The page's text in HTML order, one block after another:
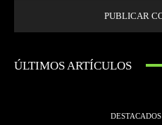
ÚLTIMOS ARTÍCULOS
DESTACADOS